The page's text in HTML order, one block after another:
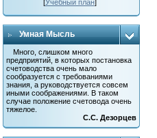
[Учебный план]
Умная Мысль
Много, слишком много
предприятий, в которых постановка
счетоводства очень мало
сообразуется с требованиями
знания, а руководствуется совсем
иными соображениями. В таком
случае положение счетовода очень
тяжелое.
С.С. Дезорцев